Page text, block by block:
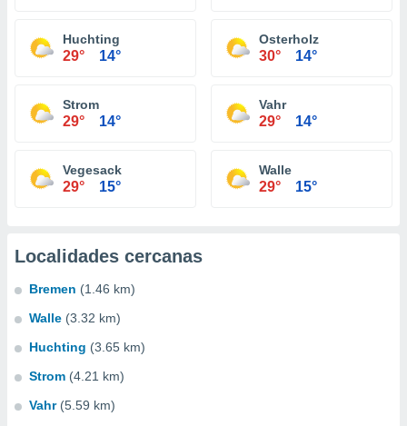
Huchting
29° 14°
Osterholz
30° 14°
Strom
29° 14°
Vahr
29° 14°
Vegesack
29° 15°
Walle
29° 15°
Localidades cercanas
Bremen (1.46 km)
Walle (3.32 km)
Huchting (3.65 km)
Strom (4.21 km)
Vahr (5.59 km)